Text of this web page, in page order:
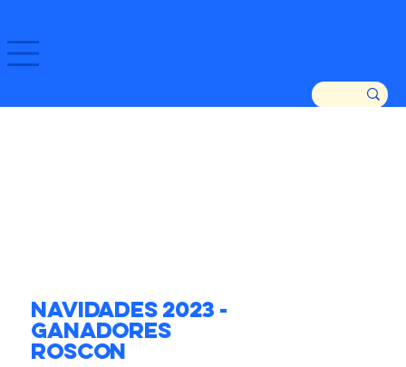
Navidades 2023 -
Ganadores
Roscon